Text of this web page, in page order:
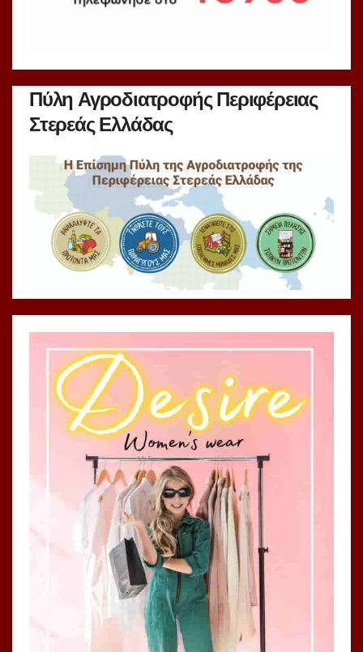
Πύλη Αγροδιατροφής Περιφέρειας
Στερεάς Ελλάδας